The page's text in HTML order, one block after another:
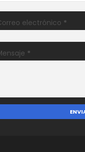
electrónico *
*